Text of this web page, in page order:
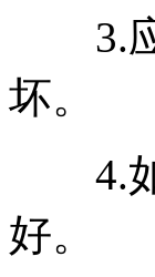
3.应
坏。
4.如
好。